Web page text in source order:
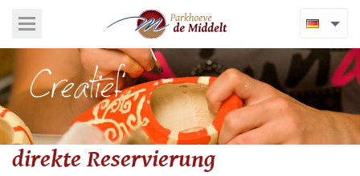
direkte Reservierung